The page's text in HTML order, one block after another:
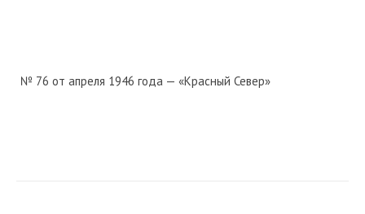
№ 76 от апреля 1946 года — «Красный Север»